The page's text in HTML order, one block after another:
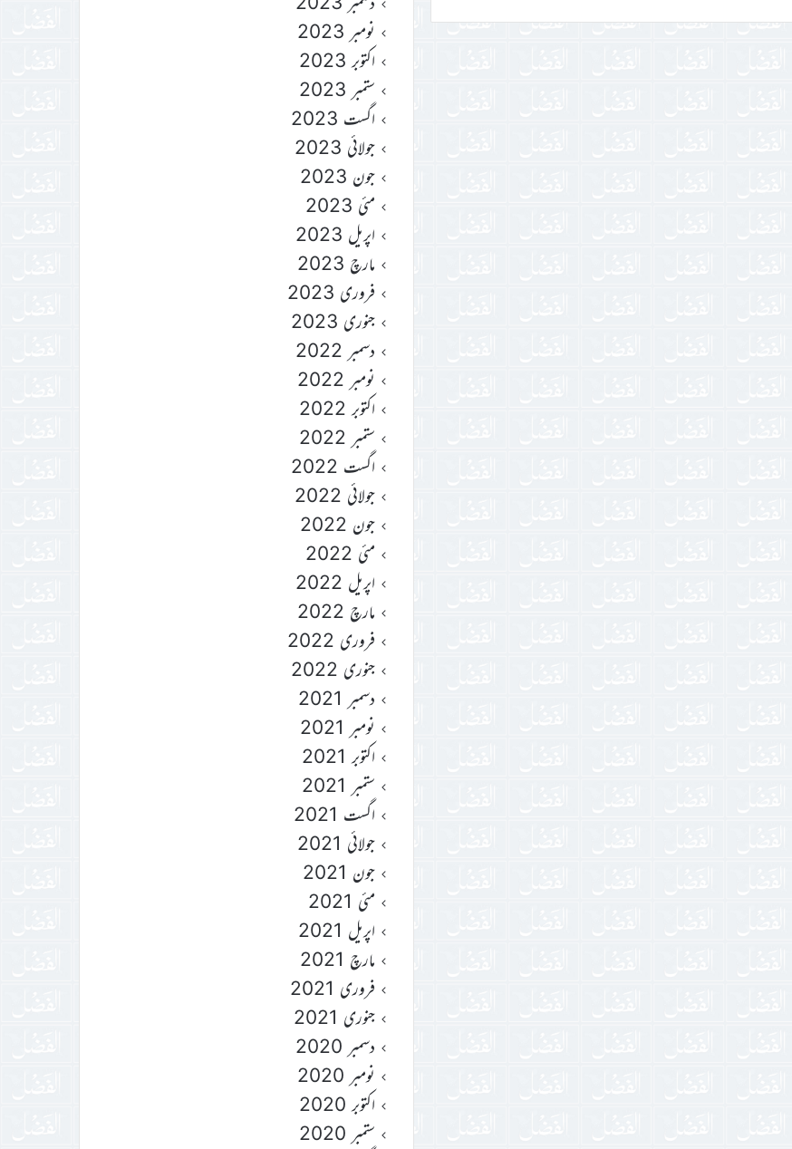
نومبر 2023
اکتوبر 2023
ستمبر 2023
اگست 2023
جولائی 2023
جون 2023
مئی 2023
اپریل 2023
مارچ 2023
فروری 2023
جنوری 2023
دسمبر 2022
نومبر 2022
اکتوبر 2022
ستمبر 2022
اگست 2022
جولائی 2022
جون 2022
مئی 2022
اپریل 2022
مارچ 2022
فروری 2022
جنوری 2022
دسمبر 2021
نومبر 2021
اکتوبر 2021
ستمبر 2021
اگست 2021
جولائی 2021
جون 2021
مئی 2021
اپریل 2021
مارچ 2021
فروری 2021
جنوری 2021
دسمبر 2020
نومبر 2020
اکتوبر 2020
ستمبر 2020